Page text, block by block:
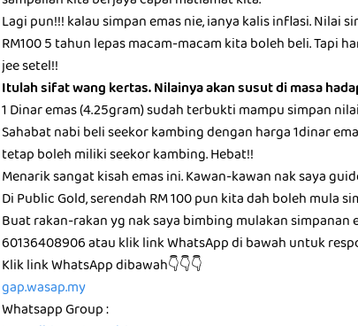
Lagi pun!!! kalau simpan emas nie, ianya kalis inflasi. Nilai
RM100 5 tahun lepas macam-macam kita boleh beli. Tapi
jee setel!!
Itulah sifat wang kertas. Nilainya akan susut di masa
1 Dinar emas (4.25gram) sudah terbukti mampu simpan
Sahabat nabi beli seekor kambing dengan harga 1dinar
tetap boleh miliki seekor kambing. Hebat!!
Menarik sangat kisah emas ini. Kawan-kawan nak saya
Di Public Gold, serendah RM 100 pun kita dah boleh mula
Buat rakan-rakan yg nak saya bimbing mulakan simpanan
60136408906 atau klik link WhatsApp di bawah untuk
Klik link WhatsApp dibawah👇👇👇
gap.wasap.my
Whatsapp Group :